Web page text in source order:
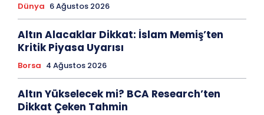
Dünya 6 Ağustos 2026
Altın Alacaklar Dikkat: İslam Memiş’ten
Kritik Piyasa Uyarısı
Borsa 4 Ağustos 2026
Altın Yükselecek mi? BCA Research’ten
Dikkat Çeken Tahmin